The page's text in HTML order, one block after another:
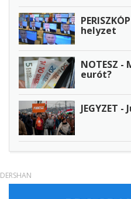
helyzet
NOTESZ
eurót?
JEGYZET
DERSHAN